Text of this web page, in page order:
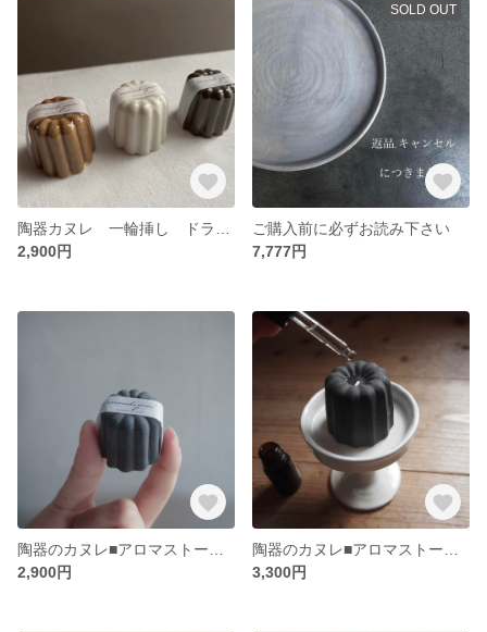
2,900円
SOLD OUT
ご購入前に必ずお読み下さい
7,777円
2,900円
3,300円